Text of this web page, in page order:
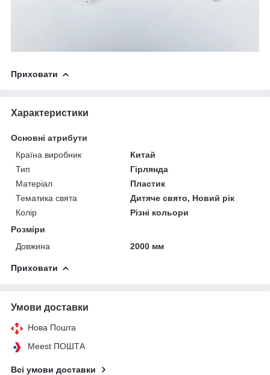
Приховати
Характеристики
Основні атрибути
Країна виробник
Китай
Тип
Гірлянда
Матеріал
Пластик
Тематика свята
Дитяче свято, Новий рік
Колір
Різні кольори
Розміри
Довжина
2000 мм
Приховати
Умови доставки
Нова Пошта
Meest ПОШТА
Всі умови доставки